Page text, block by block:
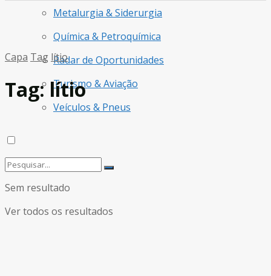
Metalurgia & Siderurgia
Química & Petroquímica
Radar de Oportunidades
Turismo & Aviação
Veículos & Pneus
Sem resultado
Ver todos os resultados
Capa Tag lítio
Tag:lítio